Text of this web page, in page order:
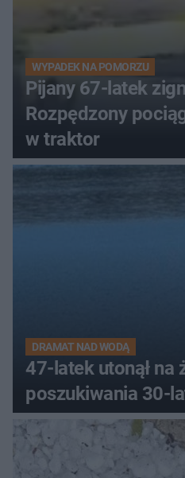
WYPADEK NA POMORZU
Pijany 67-latek
Rozpędzony
w traktor
DRAMAT NAD WODĄ
47-latek utonął na
poszukiwania 30-